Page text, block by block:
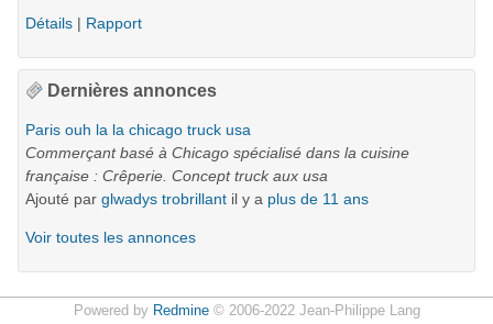
Détails | Rapport
Dernières annonces
Paris ouh la la chicago truck usa
Commerçant basé à Chicago spécialisé dans la cuisine
française : Crêperie. Concept truck aux usa
Ajouté par glwadys trobrillant il y a plus de 11 ans
Voir toutes les annonces
Powered by Redmine© 2006-2022 Jean-Philippe Lang